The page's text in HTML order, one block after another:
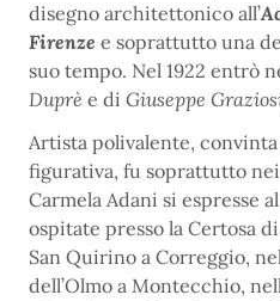
disegno architettonico all’
Firenze e soprattutto una
suo tempo. Nel 1922 entrò
Duprè e di Giuseppe
Artista polivalente,
figurativa, fu soprattutto
Carmela Adani si espresse
ospitate presso la Certosa
San Quirino a Correggio,
dell’Olmo a Montecchio,